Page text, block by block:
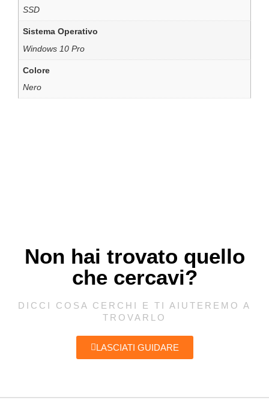
SSD
Sistema Operativo
Windows 10 Pro
Colore
Nero
Non hai trovato quello
che cercavi?
DICCI COSA CERCHI E TI AIUTEREMO A
TROVARLO
LASCIATI GUIDARE